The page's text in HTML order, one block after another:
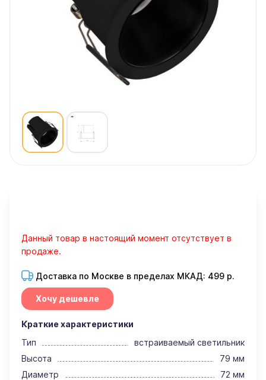
Данный товар в настоящий момент отсутствует в
продаже.
Доставка по Москве в пределах МКАД: 499 р.
Хочу дешевле
Краткие характеристики
Тип
встраиваемый светильник
Высота
79 мм
Диаметр
72 мм